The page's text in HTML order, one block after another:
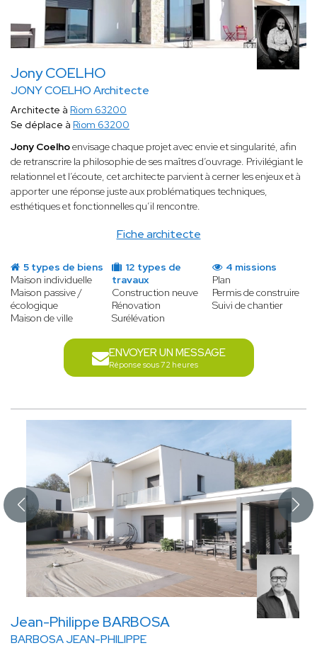
Jony COELHO
JONY COELHO Architecte
Fiche architecte
Architecte à Riom 63200
Se déplace à Riom 63200
Jony Coelhoenvisage chaque projet avec envie et singularité, afin
de retranscrire la philosophie de ses maîtres d’ouvrage. Privilégiant le
relationnel et l’écoute, cet architecte parvient à cerner les enjeux et à
apporter une réponse juste aux problématiques techniques,
esthétiques et fonctionnelles qu’il rencontre.
5 types de biens
Maison individuelle
Maison passive /
écologique
Maison de ville
12 types de
travaux
Construction neuve
Rénovation
Surélévation
4 missions
Plan
Permis de construire
Suivi de chantier
ENVOYER UN MESSAGE
Réponse sous 72 heures
Jean-Philippe BARBOSA
BARBOSA JEAN-PHILIPPE